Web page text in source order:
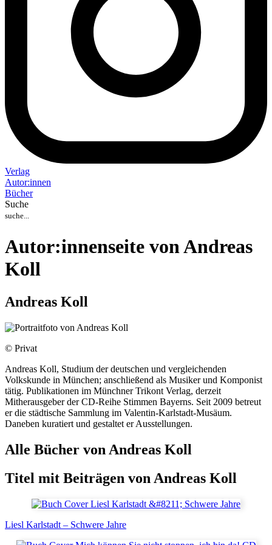
Verlag
Autor:innen
Bücher
Suche
Autor:innenseite von Andreas
Koll
Andreas Koll
© Privat
Andreas Koll, Studium der deutschen und vergleichenden
Volkskunde in München; anschließend als Musiker und Komponist
tätig. Publikationen im Münchner Trikont Verlag, derzeit
Mitherausgeber der CD-Reihe Stimmen Bayerns. Seit 2009 betreut
er die städtische Sammlung im Valentin-Karlstadt-Musäum.
Daneben kuratiert und gestaltet er Ausstellungen.
Alle Bücher von Andreas Koll
Titel mit Beiträgen von Andreas Koll
Liesl Karlstadt – Schwere Jahre